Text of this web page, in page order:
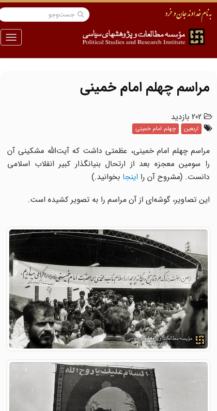
منو
مراسم چهلم امام خمینی
202 بازدید
اربعین چهلم امام خمینی
مراسم چهلم امام خمینی، عظمتی داشت که آیت‌الله مشکینی آن
را سومین معجزه بعد از ارتحال بنیانگذار کبیر انقلاب اسلامی
دانست. (مشروح آن را اینجابخوانید.)
این تصاویر، گوشه‌ای از آن مراسم را به تصویر کشیده است.